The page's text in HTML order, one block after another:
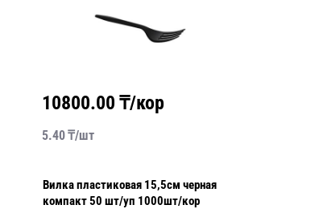
10800.00 ₸/кор
5.40₸/шт
Вилка пластиковая 15,5см черная
компакт 50 шт/уп 1000шт/кор